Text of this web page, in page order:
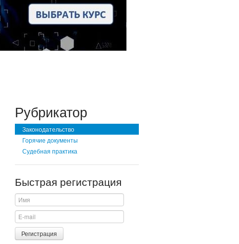
Рубрикатор
Законодательство
Горячие документы
Судебная практика
Быстрая регистрация
Регистрация